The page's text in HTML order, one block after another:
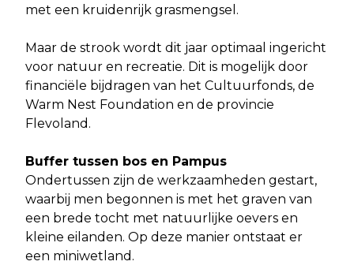
met een kruidenrijk grasmengsel.
Maar de strook wordt dit jaar optimaal ingericht
voor natuur en recreatie. Dit is mogelijk door
financiële bijdragen van het Cultuurfonds, de
Warm Nest Foundation en de provincie
Flevoland.
Buffer tussen bos en Pampus
Ondertussen zijn de werkzaamheden gestart,
waarbij men begonnen is met het graven van
een brede tocht met natuurlijke oevers en
kleine eilanden. Op deze manier ontstaat er
een miniwetland.